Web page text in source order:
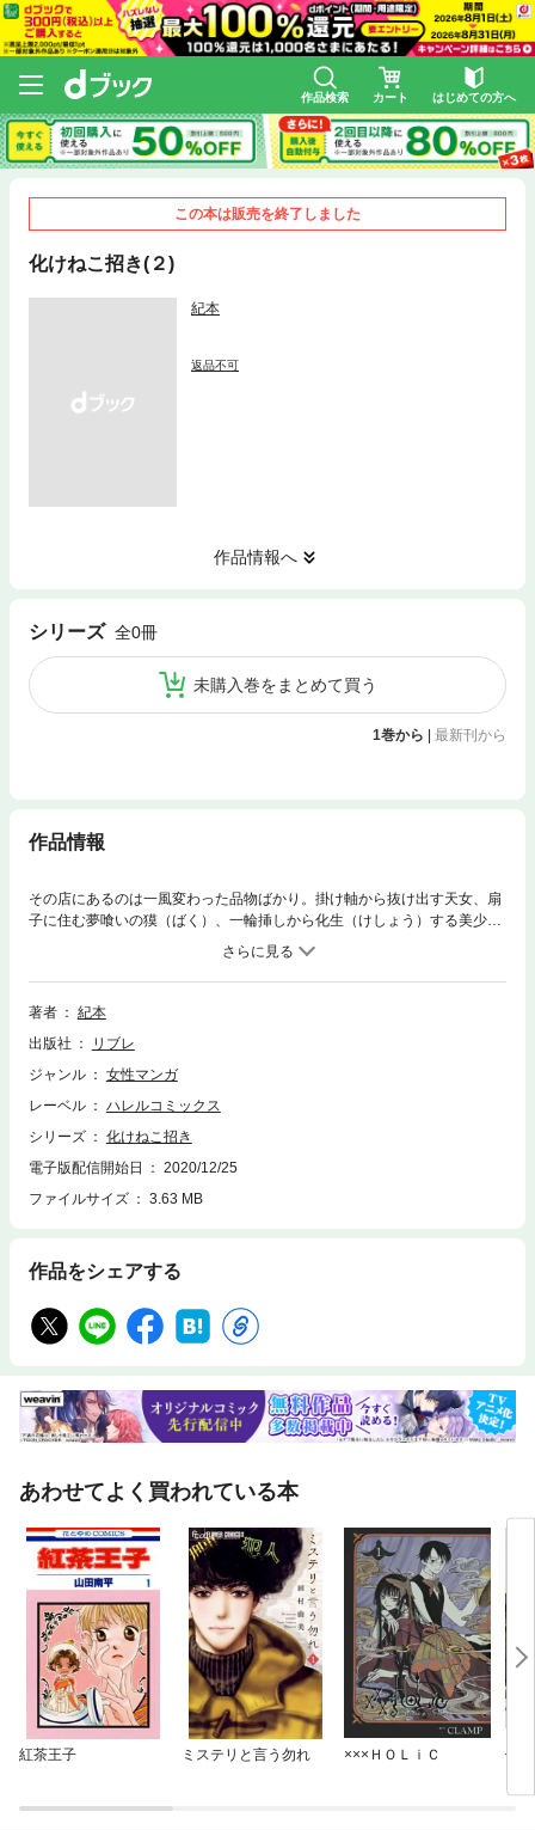
作品検索 カート はじめての方へ
この本は販売を終了しました
化けねこ招き(２)
紀本
返品不可
作品情報へ
シリーズ 全0冊
未購入巻をまとめて買う
1巻から 最新刊から
作品情報
その店にあるのは一風変わった品物ばかり。掛け軸から抜け出す天女、扇
子に住む夢喰いの獏（ばく）、一輪挿しから化生（けしょう）する美少
女。しかも彼らは客を選り好みして、自ら買われていく先を決めている様
子。曽祖父（そうそそふ）から「化け物屋敷」と聞かされていたある古道
具屋を引き継いだクールな青年は、店主である謎の少女「猫さん」とそれ
なりに賑やかな毎日を送っていたのだが？人に愛され大切にされた道具の
編集。
著者
紀本
出版社
リブレ
ジャンル
女性マンガ
レーベル
ハレルコミックス
シリーズ
化けねこ招き
電子版配信開始日
2020/12/25
ファイルサイズ
3.63 MB
作品をシェアする
あわせてよく買われている本
紅茶王子 ミステリと言う勿れ ×××ＨＯＬｉＣ
僕